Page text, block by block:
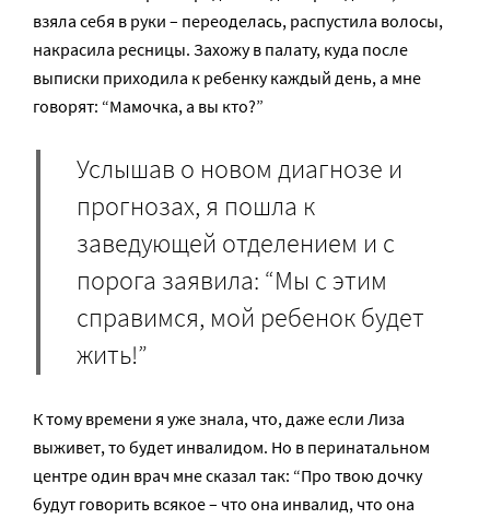
взяла себя в руки – переоделась, распустила волосы,
накрасила ресницы. Захожу в палату, куда после
выписки приходила к ребенку каждый день, а мне
говорят: “Мамочка, а вы кто?”
Услышав о новом диагнозе и
прогнозах, я пошла к
заведующей отделением и с
порога заявила: “Мы с этим
справимся, мой ребенок будет
жить!”
К тому времени я уже знала, что, даже если Лиза
выживет, то будет инвалидом. Но в перинатальном
центре один врач мне сказал так: “Про твою дочку
будут говорить всякое – что она инвалид, что она